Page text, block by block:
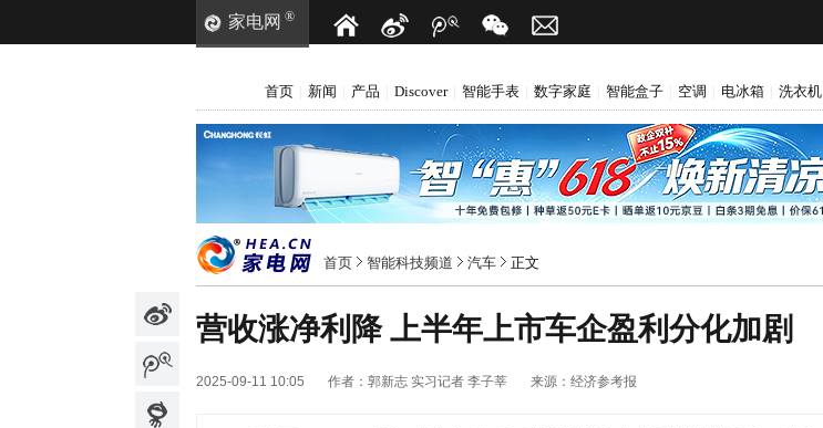
家电网 ®
首页 新闻 产品 Discover 智能手表 数字家庭 智能盒子 空调 电冰箱 洗衣机
首页 智能科技频道 汽车 正文
营收涨净利降 上半年上市车企盈利分化加剧
2025-09-11 10:05 作者： 郭新志 实习记者 李子莘 来源： 经济参考报